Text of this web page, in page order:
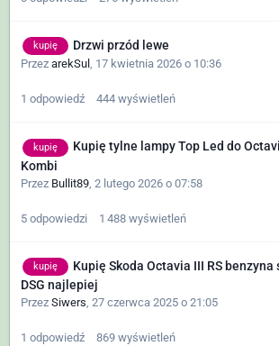
kupię Drzwi przód lewe
Przez arekSul , 17 kwietnia 2026 o 10:36
1 odpowiedź 444 wyświetleń
kupię
Kupię tylne lampy Top Led do
Kombi
Przez Bullit89 2 lutego 2026 o 07:58
5 odpowiedzi 1 488 wyświetleń
kupię
Kupię Skoda Octavia III RS benzyna
DSG najlepiej
Przez Siwers, 27 czerwca 2025 o 21:05
1 odpowiedź 869 wyświetleń